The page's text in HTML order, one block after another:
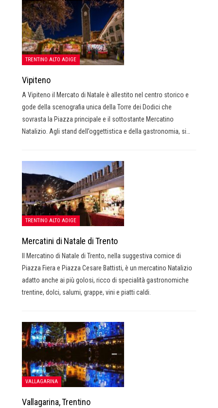
TRENTINO ALTO ADIGE
Vipiteno
A Vipiteno il Mercato di Natale è allestito nel centro storico e
gode della scenografia unica della Torre dei Dodici che
sovrasta la Piazza principale e il sottostante Mercatino
Natalizio. Agli stand dell’oggettistica e della gastronomia, si…
TRENTINO ALTO ADIGE
Mercatini di Natale di Trento
Il Mercatino di Natale di Trento, nella suggestiva cornice di
Piazza Fiera e Piazza Cesare Battisti, è un mercatino Natalizio
adatto anche ai più golosi, ricco di specialità gastronomiche
trentine, dolci, salumi, grappe, vini e piatti caldi.
VALLAGARINA
Vallagarina, Trentino